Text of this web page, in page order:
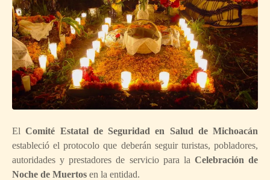
ElComité Estatal de Seguridad en Salud de Michoacán
estableció el protocolo que deberán seguir turistas, pobladores,
autoridades y prestadores de servicio para la Celebración de
Noche de Muertos en la entidad.